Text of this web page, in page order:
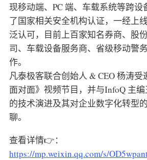
现移动端、PC 端、车载系统等跨
了国家相关安全机构认证，一经上
泛认可，目前上百家知名券商、股
司、车载设备服务商、省级移动警
作。
凡泰极客联合创始人 & CEO 杨涛受
面对面》视频节目，并与InfoQ 主
的技术演进及其对企业数字化转型
聊。
查看详情👉：
https://mp.weixin.qq.com/s/